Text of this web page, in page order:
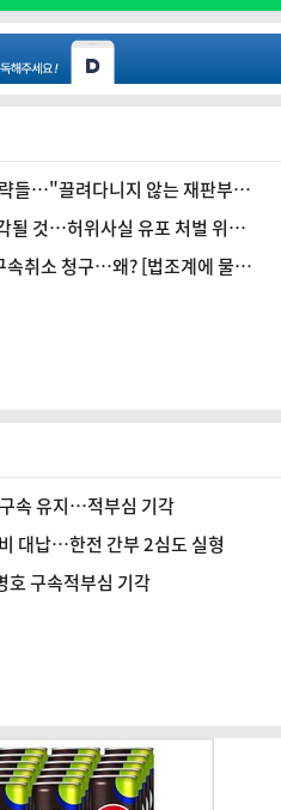
들…"끌려다니지 않는 재판부의
어보니 617]
될 것…허위사실 유포 처벌 위헌
에 물어보니 616]
속취소 청구…왜? [법조계에 물어
속 유지…적부심 기각
대납…한전 간부 2심도 실형
호 구속적부심 기각